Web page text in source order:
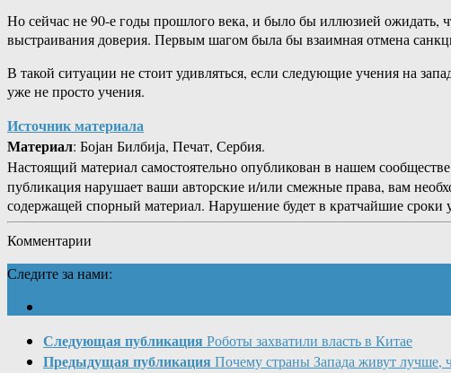
Но сейчас не 90-е годы прошлого века, и было бы иллюзией ожидать,
выстраивания доверия. Первым шагом была бы взаимная отмена
В такой ситуации не стоит удивляться, если следующие учения на
уже не просто учения.
Источник материала
Материал: Бојан Билбија, Печат, Сербия.
Настоящий материал самостоятельно опубликован в нашем
публикация нарушает ваши авторские и/или смежные права, вам
содержащей спорный материал. Нарушение будет в кратчайшие сроки
Комментарии
Следите за нами:
Следующая публикация Роботы захватили власть в Китае
Предыдущая публикация Почему страны Запада живут лучше,